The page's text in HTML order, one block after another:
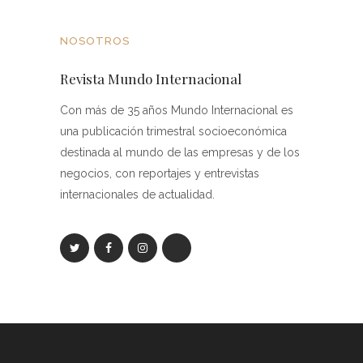
NOSOTROS
Revista Mundo Internacional
Con más de 35 años Mundo Internacional es
una publicación trimestral socioeconómica
destinada al mundo de las empresas y de los
negocios, con reportajes y entrevistas
internacionales de actualidad.